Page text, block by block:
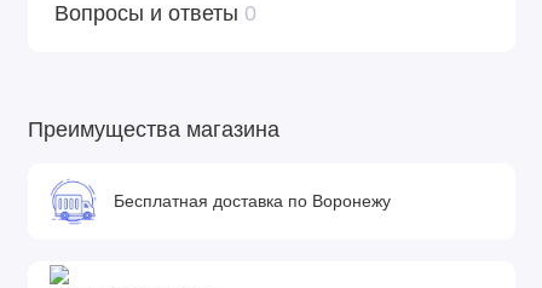
Вопросы и ответы 0
Преимущества магазина
Бесплатная доставка по Воронежу